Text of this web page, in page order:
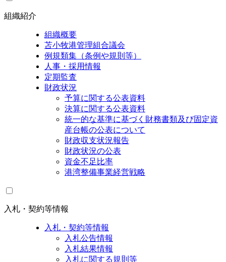
組織紹介
組織概要
苫小牧港管理組合議会
例規類集（条例や規則等）
人事・採用情報
定期監査
財政状況
予算に関する公表資料
決算に関する公表資料
統一的な基準に基づく財務書類及び固定資
産台帳の公表について
財政収支状況報告
財政状況の公表
資金不足比率
港湾整備事業経営戦略
入札・契約等情報
入札・契約等情報
入札公告情報
入札結果情報
入札に関する規則等